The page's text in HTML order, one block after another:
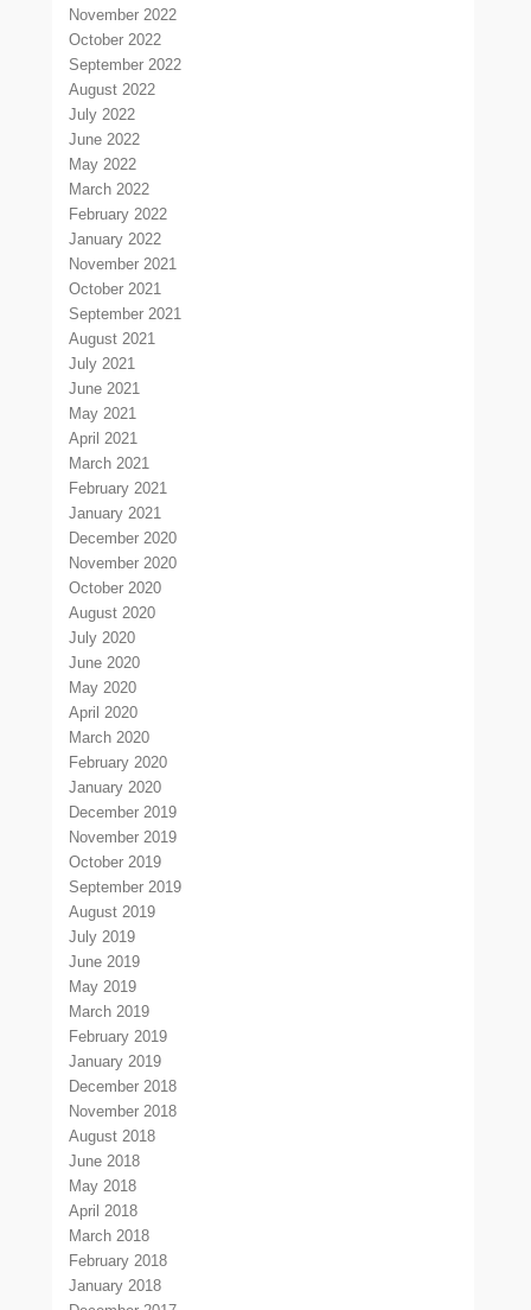
November 2022
October 2022
September 2022
August 2022
July 2022
June 2022
May 2022
March 2022
February 2022
January 2022
November 2021
October 2021
September 2021
August 2021
July 2021
June 2021
May 2021
April 2021
March 2021
February 2021
January 2021
December 2020
November 2020
October 2020
August 2020
July 2020
June 2020
May 2020
April 2020
March 2020
February 2020
January 2020
December 2019
November 2019
October 2019
September 2019
August 2019
July 2019
June 2019
May 2019
March 2019
February 2019
January 2019
December 2018
November 2018
August 2018
June 2018
May 2018
April 2018
March 2018
February 2018
January 2018